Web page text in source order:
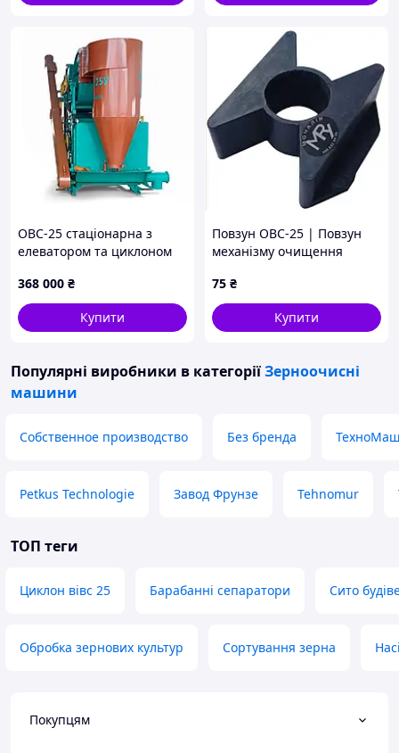
ОВС-25 стаціонарна з
елеватором та циклоном
368 000 ₴
Купити
Повзун ОВС-25 | Повзун
механізму очищення
75 ₴
Купити
Популярні виробники в категоріїЗерноочисні
машини
Собственное производство Без бренда
Petkus Technologie Завод Фрунзе Tehnomur
ТОП теги
Циклон вівс 25 Барабанні сепаратори Сито
Обробка зернових культур Сортування зерна
Покупцям